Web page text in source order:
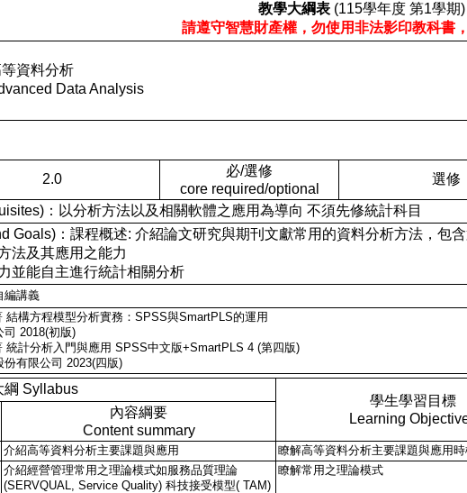
教學大綱表 (115學年度 第1學期)
請遵守智慧財產權，勿使用非法影印教科書
資料分析
Data Analysis
2.0
必/選修
core required/optional
選修
：以分析方法以及相關軟體之應用為導向 不須先修統計科目
Goals)：課程概述: 介紹論文研究與期刊文獻常用的資料分析方法，包
法及其應用之能力
並能自主進行統計相關分析
編講義
結構方程模型分析實務：SPSS與SmartPLS的運用
司 2018(初版)
統計分析入門與應用 SPSS中文版+SmartPLS 4 (第四版)
份有限公司 2023(四版)
綱 Syllabus
學生學習目標
Learning
內容綱要
Content summary
介紹高等資料分析主要課題與應用
瞭解高等資料分析主要課題與應用
介紹經營管理常用之理論模式如服務品質理論
(SERVQUAL, Service Quality) 科技接受模型( TAM)
瞭解常用之理論模式